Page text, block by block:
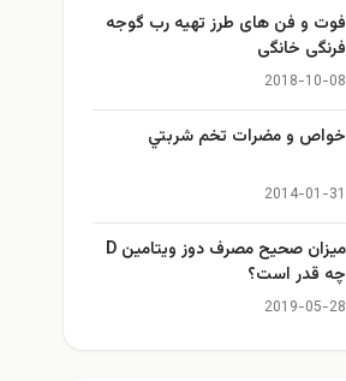
فوت و فن های طرز تهیه رب گوجه
فرنگی خانگی
2018-10-08
خواص و مضرات تخم شربتي
2014-01-31
میزان صحیح مصرف دوز ویتامین D
چه قدر است؟
2019-05-28